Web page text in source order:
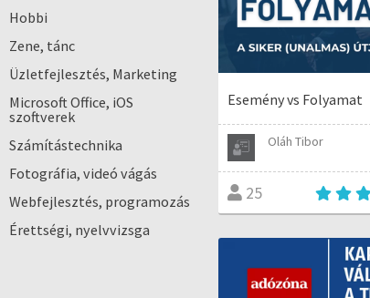
Hobbi
Zene, tánc
Üzletfejlesztés, Marketing
Microsoft Office, iOS
szoftverek
Számítástechnika
Fotográfia, videó vágás
Webfejlesztés, programozás
Érettségi, nyelvvizsga
Esemény vs Folyamat
Oláh Tibor
25